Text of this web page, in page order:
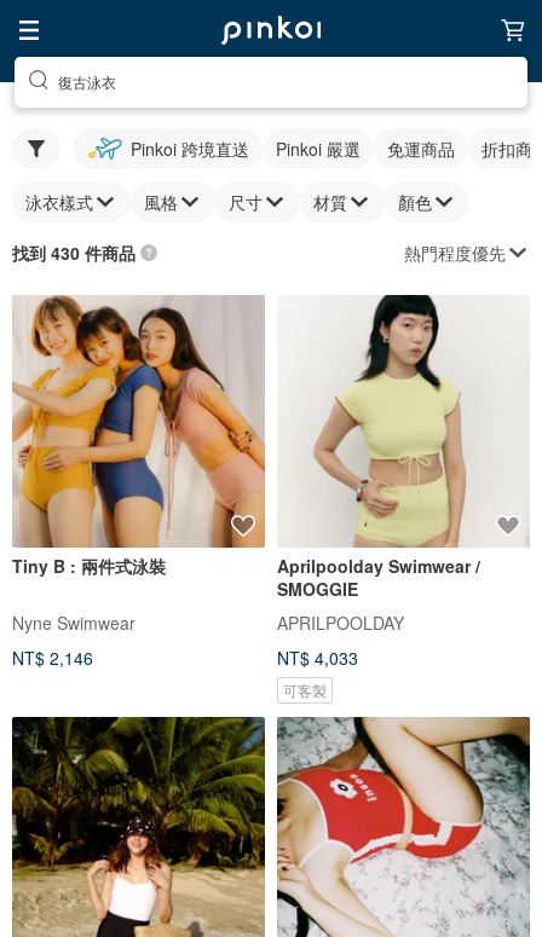
復古泳衣
Pinkoi 跨境直送 Pinkoi 嚴選 免運商品 折扣商
泳衣樣式 風格 尺寸 材質 顏色
找到 430 件商品 熱門程度優先
Tiny B : 兩件式泳裝
Nyne Swimwear
NT$ 2,146
Aprilpoolday Swimwear /
SMOGGIE
APRILPOOLDAY
NT$ 4,033
可客製